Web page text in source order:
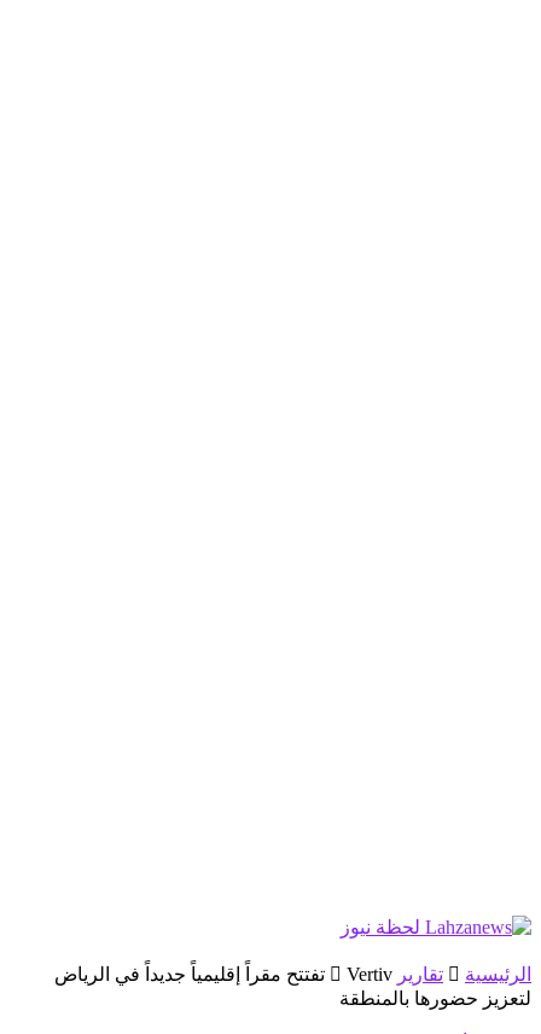
الرئيسية تقارير
Vertiv تفتتح مقراً إقليمياً جديداً في الرياض
لتعزيز حضورها بالمنطقة